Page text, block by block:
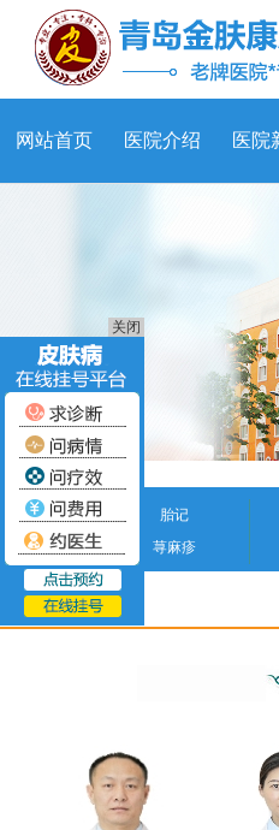
网站首页 医院介绍 医院
胎记
荨麻疹
腋臭
关闭